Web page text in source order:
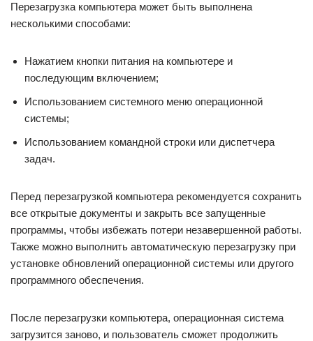
Перезагрузка компьютера может быть выполнена
несколькими способами:
Нажатием кнопки питания на компьютере и
последующим включением;
Использованием системного меню операционной
системы;
Использованием командной строки или диспетчера
задач.
Перед перезагрузкой компьютера рекомендуется сохранить
все открытые документы и закрыть все запущенные
программы, чтобы избежать потери незавершенной работы.
Также можно выполнить автоматическую перезагрузку при
установке обновлений операционной системы или другого
программного обеспечения.
После перезагрузки компьютера, операционная система
загрузится заново, и пользователь сможет продолжить